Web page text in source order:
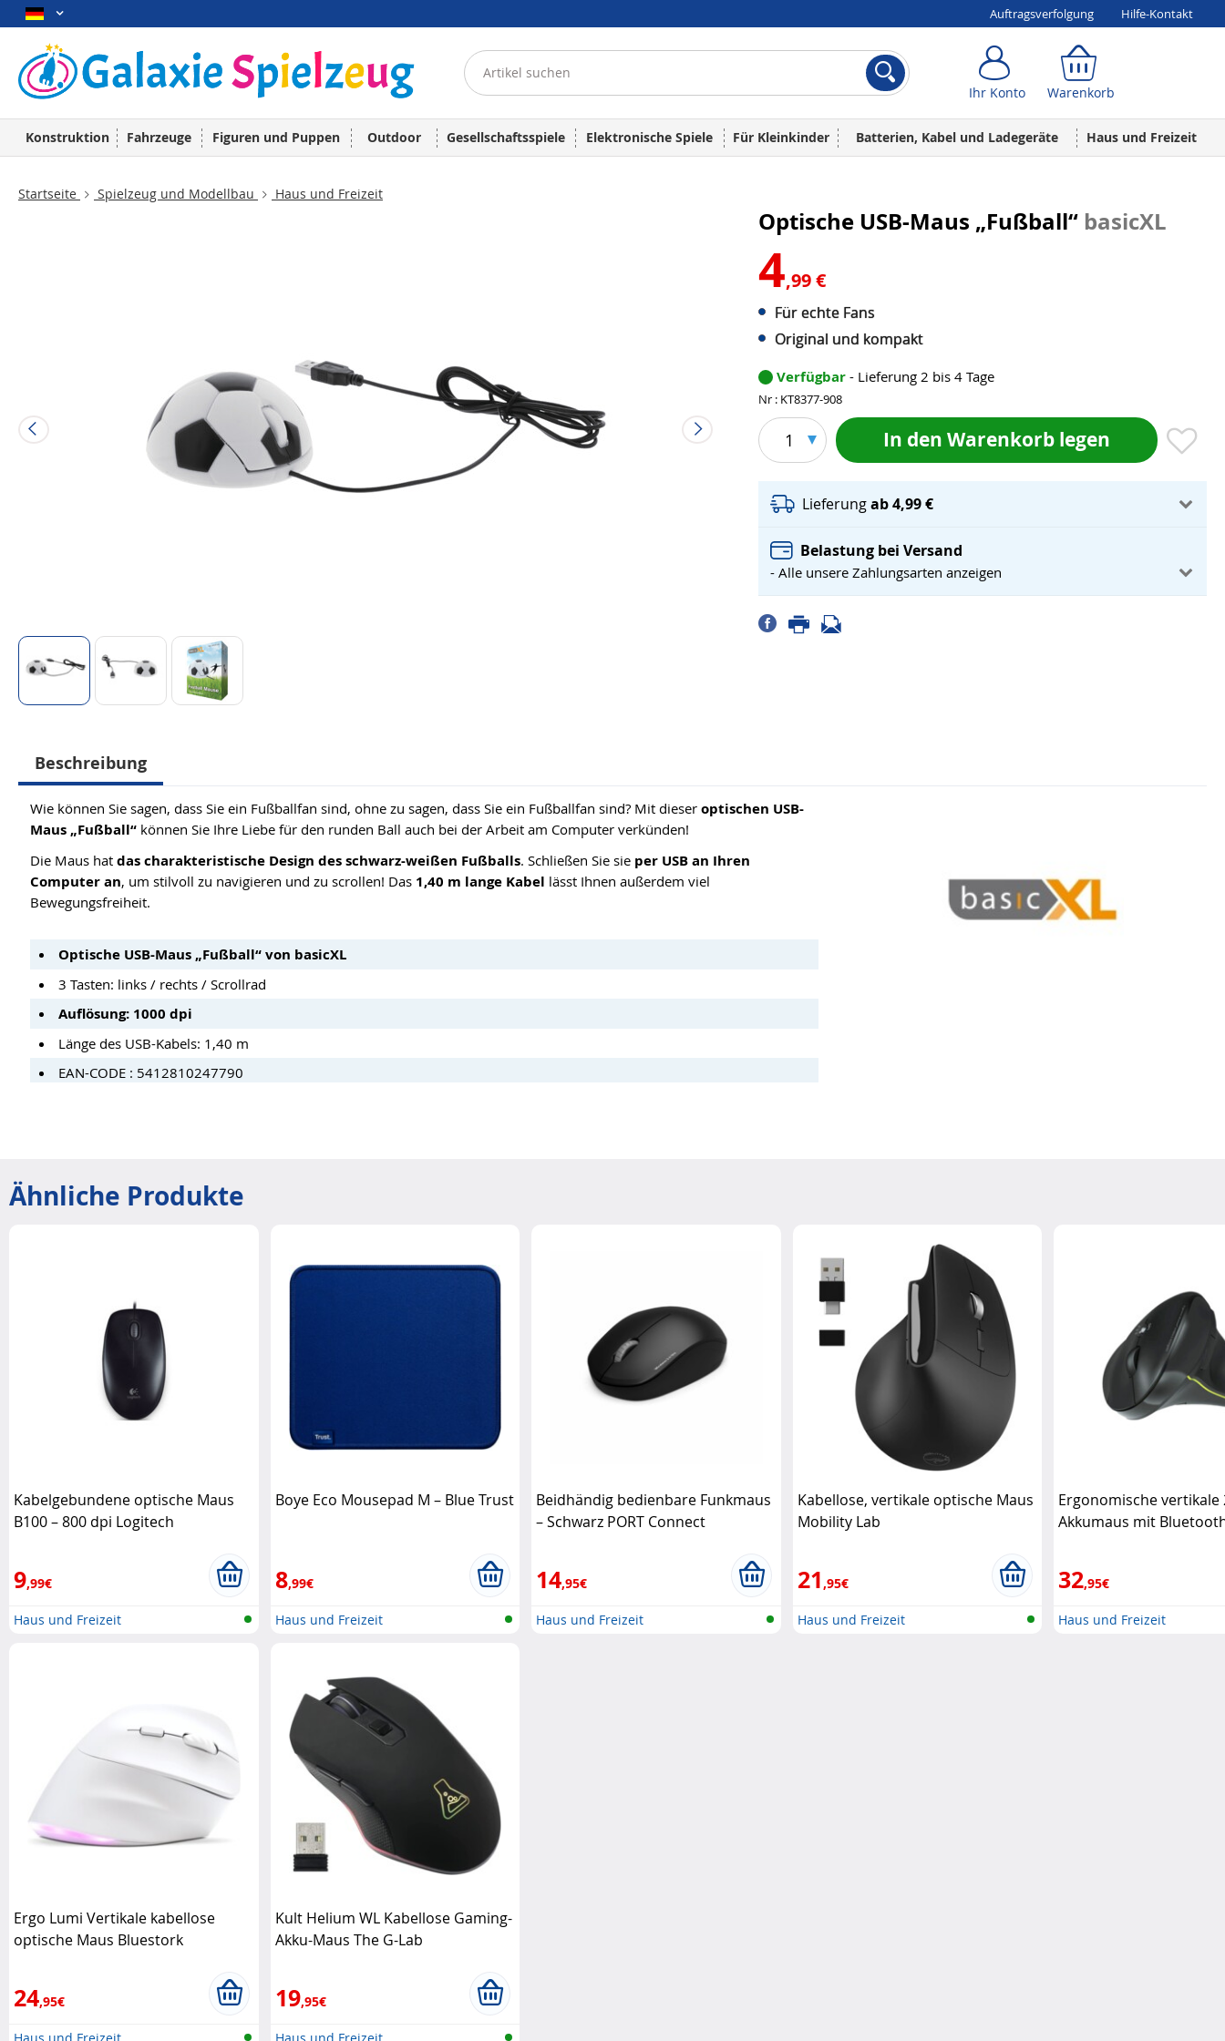
Auftragsverfolgung Hilfe-Kontakt
Ihr Konto Warenkorb
Konstruktion Fahrzeuge Figuren und Puppen Outdoor Gesellschaftsspiele Elektronische Spiele Für Kleinkinder Batterien, Kabel und Ladegeräte Haus und Freizeit
Startseite Spielzeug und Modellbau Haus und Freizeit
Optische USB-Maus „Fußball“ basicXL
4,99 €
Für echte Fans
Original und kompakt
Verfügbar - Lieferung 2 bis 4 Tage
Nr : KT8377-908
1 In den Warenkorb legen
Lieferungab 4,99 €
Belastung bei Versand
- Alle unsere Zahlungsarten anzeigen
Beschreibung
Wie können Sie sagen, dass Sie ein Fußballfan sind, ohne zu sagen, dass Sie ein Fußballfan sind? Mit dieser optischen USB-
Maus „Fußball“ können Sie Ihre Liebe für den runden Ball auch bei der Arbeit am Computer verkünden!
Die Maus hat das charakteristische Design des schwarz-weißen Fußballs. Schließen Sie sie per USB an Ihren
Computer an, um stilvoll zu navigieren und zu scrollen! Das 1,40 m lange Kabel lässt Ihnen außerdem viel
Bewegungsfreiheit.
Optische USB-Maus „Fußball“ von basicXL
3 Tasten: links / rechts / Scrollrad
Auflösung: 1000 dpi
Länge des USB-Kabels: 1,40 m
EAN-CODE : 5412810247790
Ähnliche Produkte
Kabelgebundene optische Maus
B100 – 800 dpi Logitech
9,99€
Haus und Freizeit
Boye Eco Mousepad M – Blue Trust
8,99€
Haus und Freizeit
Beidhändig bedienbare Funkmaus
– Schwarz PORT Connect
14,95€
Haus und Freizeit
Kabellose, vertikale optische Maus
Mobility Lab
21 ,95€
Haus und Freizeit
Ergonomische vertikale
Akkumaus mit
32,95€
Haus und Freizeit
Ergo Lumi Vertikale kabellose
optische Maus Bluestork
24,95€
Haus und Freizeit
Kult Helium WL Kabellose Gaming-
Akku-Maus The G-Lab
19,95€
Haus und Freizeit
Ihr Konto Warenkorb